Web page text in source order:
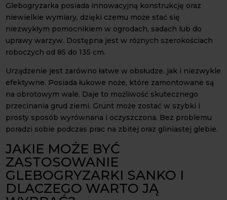
Glebogryzarka posiada innowacyjną konstrukcję oraz
niewielkie wymiary, dzięki czemu może stać się
niezwykłym pomocnikiem w ogrodach, sadach lub do
uprawy warzyw. Dostępna jest w różnych szerokościach
roboczych od 85 do 135 cm.
Urządzenie jest zarówno łatwe w obsłudze, jak i niezwykle
efektywne. Posiada łukowe noże, które zamontowane są
na obrotowym wale. Daje to możliwość skutecznego
przecinania grud ziemi. Grunt może zostać w szybki i
prosty sposób wyrównana i oczyszczona. Bez problemu
poradzi sobie podczas prac na zbitej oraz gliniastej glebie.
JAKIE MOŻE BYĆ
ZASTOSOWANIE
GLEBOGRYZARKI SANKO I
DLACZEGO WARTO JĄ